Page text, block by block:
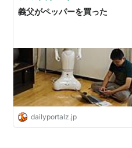
義父がペッパーを買った
dailyportalz.jp